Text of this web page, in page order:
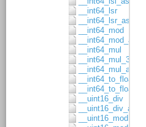
__int64_lsr
__int64_lsr_asgn
__int64_mod
__int64_mod_asgn
__int64_mul
__int64_mul_32x32
__int64_mul_asgn
__int64_to_float32
__int64_to_float64
__uint16_div
__uint16_div_asgn
__uint16_mod